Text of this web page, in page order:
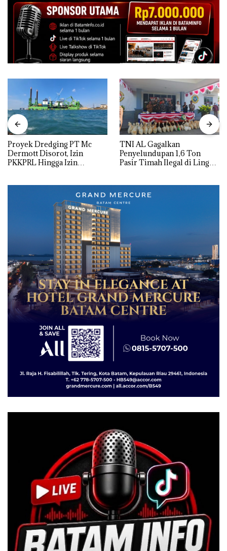
Proyek Dredging PT Mc
Dermott Disorot, Izin
PKKPRL Hingga Izin
TNI AL Gagalkan
Penyelundupan 1,6 Ton
Pasir Timah Ilegal di Lingga,
Diselundupkan ke Malaysia